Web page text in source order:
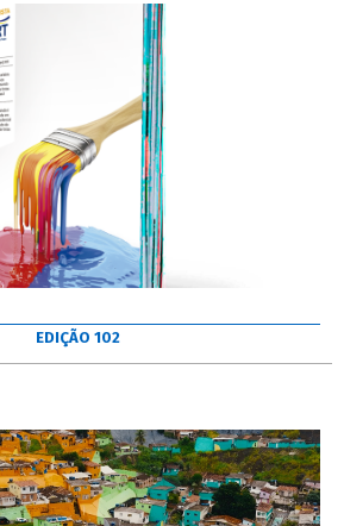
EDIÇÃO 102